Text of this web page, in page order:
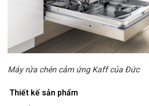
Máy rửa chén cảm ứng Kaff của Đức
Thiết kế sản phẩm